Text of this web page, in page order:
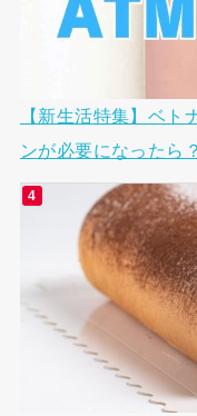
【新生活特集】ベト
ンが必要になったら